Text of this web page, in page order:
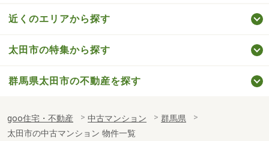
近くのエリアから探す
太田市の特集から探す
群馬県太田市の不動産を探す
goo住宅・不動産 中古マンション
群馬県
太田市の中古マンション 物件一覧